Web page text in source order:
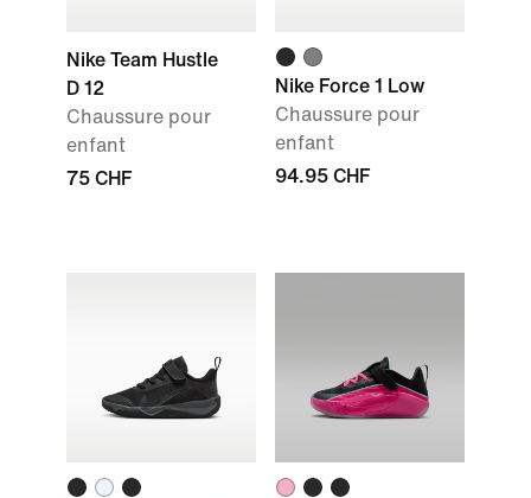
Nike Team Hustle
D 12
Chaussure pour
enfant
75 CHF
Nike Force 1 Low
Chaussure pour
enfant
94.95 CHF